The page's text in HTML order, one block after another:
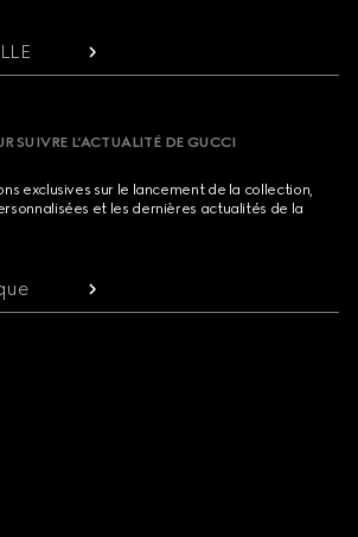
SUIVRE L’ACTUALITÉ DE GUCCI
exclusives sur le lancement de la collection,
et les dernières actualités de la